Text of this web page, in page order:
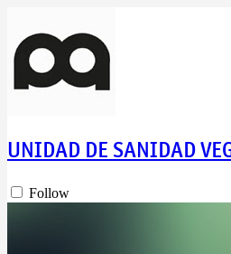
UNIDAD DE SANIDAD
Follow